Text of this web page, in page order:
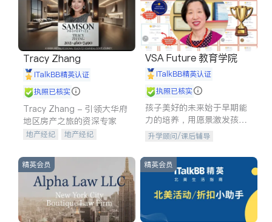
Tracy Zhang
iTalkBB精英认证
执照已核实
Tracy Zhang - 引领大华府
地区房产之旅的资深专家
地产经纪
地产经纪
商铺租售
VSA Future 教育学院
iTalkBB精英认证
执照已核实
孩子美好的未来始于早期能
力的培养，用愿景激发孩子
的学习潜力和动力。理念：
拥有成长型心态是成功的基
石。
升学顾问/课后辅导
精英会员 精英会员